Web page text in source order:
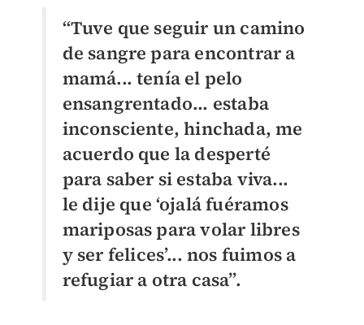
“Tuve que seguir un camino
de sangre para encontrar a
mamá... tenía el pelo
ensangrentado... estaba
inconsciente, hinchada, me
acuerdo que la desperté
para saber si estaba viva...
le dije que ‘ojalá fuéramos
mariposas para volar libres
y ser felices’... nos fuimos a
refugiar a otra casa”.